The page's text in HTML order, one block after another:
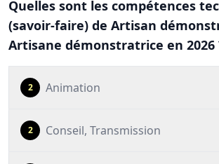
Quelles sont les compétences
(savoir-faire) de Artisan
Artisane démonstratrice en 2026
2 Animation
2 Conseil, Transmission